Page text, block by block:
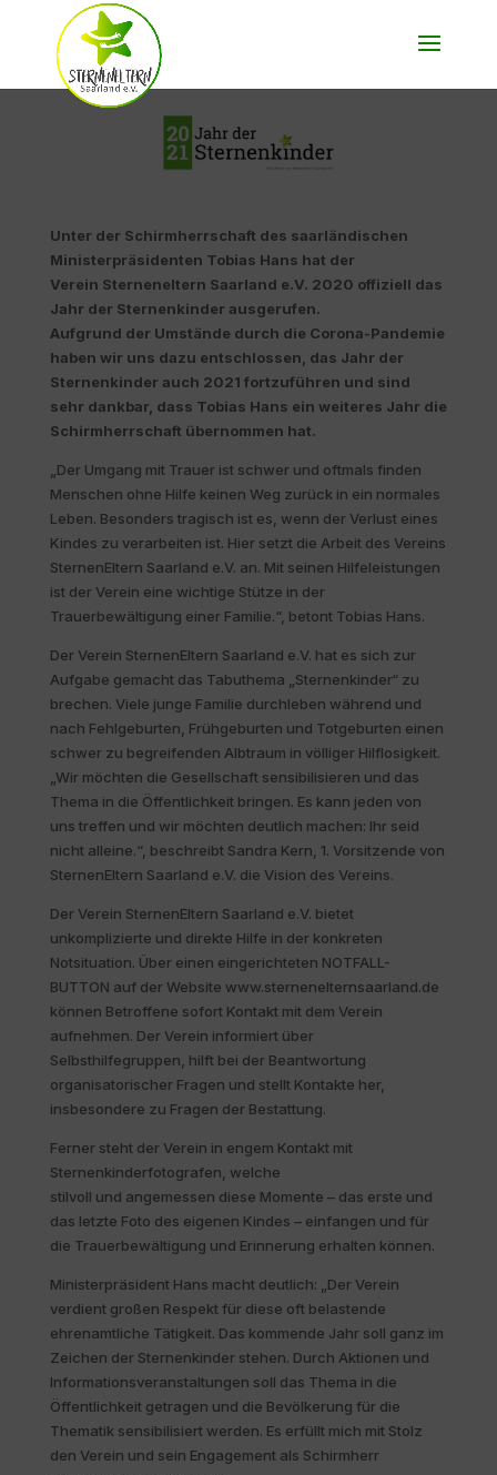
Unter der Schirmherrschaft des saarländischen
Ministerpräsidenten Tobias Hans hat der
Verein Sterneneltern Saarland e.V. 2020 offiziell das
Jahr der Sternenkinder ausgerufen.
Aufgrund der Umstände durch die Corona-Pandemie
haben wir uns dazu entschlossen, das Jahr der
Sternenkinder auch 2021 fortzuführen und sind
sehr dankbar, dass Tobias Hans ein weiteres Jahr die
Schirmherrschaft übernommen hat.
„Der Umgang mit Trauer ist schwer und oftmals finden
Menschen ohne Hilfe keinen Weg zurück in ein normales
Leben. Besonders tragisch ist es, wenn der Verlust eines
Kindes zu verarbeiten ist. Hier setzt die Arbeit des Vereins
SternenEltern Saarland e.V. an. Mit seinen Hilfeleistungen
ist der Verein eine wichtige Stütze in der
Trauerbewältigung einer Familie.“, betont Tobias Hans.
Der Verein SternenEltern Saarland e.V. hat es sich zur
Aufgabe gemacht das Tabuthema „Sternenkinder“ zu
brechen. Viele junge Familie durchleben während und
nach Fehlgeburten, Frühgeburten und Totgeburten einen
schwer zu begreifenden Albtraum in völliger Hilflosigkeit.
„Wir möchten die Gesellschaft sensibilisieren und das
Thema in die Öffentlichkeit bringen. Es kann jeden von
uns treffen und wir möchten deutlich machen: Ihr seid
nicht alleine.“, beschreibt Sandra Kern, 1. Vorsitzende von
SternenEltern Saarland e.V. die Vision des Vereins.
Der Verein SternenEltern Saarland e.V. bietet
unkomplizierte und direkte Hilfe in der konkreten
Notsituation. Über einen eingerichteten NOTFALL-
BUTTON auf der Website www.sternenelternsaarland.de
können Betroffene sofort Kontakt mit dem Verein
aufnehmen. Der Verein informiert über
Selbsthilfegruppen, hilft bei der Beantwortung
organisatorischer Fragen und stellt Kontakte her,
insbesondere zu Fragen der Bestattung.
Ferner steht der Verein in engem Kontakt mit
Sternenkinderfotografen, welche
stilvoll und angemessen diese Momente – das erste und
das letzte Foto des eigenen Kindes – einfangen und für
die Trauerbewältigung und Erinnerung erhalten können.
Ministerpräsident Hans macht deutlich: „Der Verein
verdient großen Respekt für diese oft belastende
ehrenamtliche Tätigkeit. Das kommende Jahr soll ganz im
Zeichen der Sternenkinder stehen. Durch Aktionen und
Informationsveranstaltungen soll das Thema in die
Öffentlichkeit getragen und die Bevölkerung für die
Thematik sensibilisiert werden. Es erfüllt mich mit Stolz
den Verein und sein Engagement als Schirmherr